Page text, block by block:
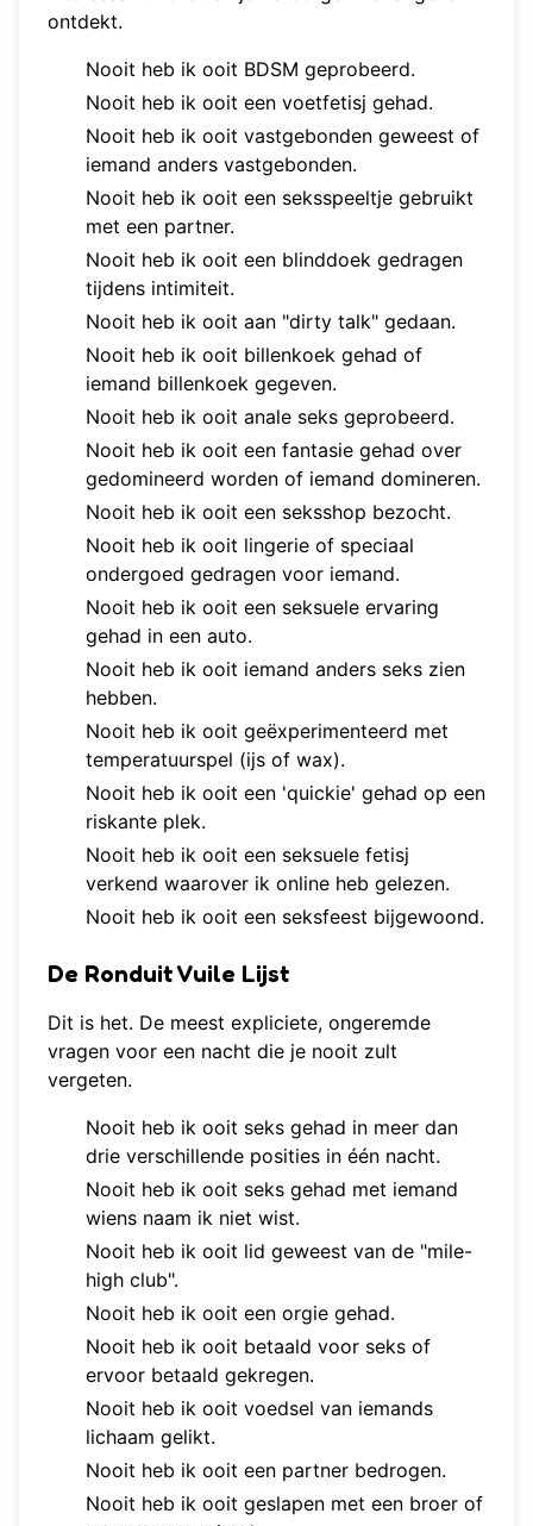
ontdekt.
Nooit heb ik ooit BDSM geprobeerd.
Nooit heb ik ooit een voetfetisj gehad.
Nooit heb ik ooit vastgebonden geweest of
iemand anders vastgebonden.
Nooit heb ik ooit een seksspeeltje gebruikt
met een partner.
Nooit heb ik ooit een blinddoek gedragen
tijdens intimiteit.
Nooit heb ik ooit aan "dirty talk" gedaan.
Nooit heb ik ooit billenkoek gehad of
iemand billenkoek gegeven.
Nooit heb ik ooit anale seks geprobeerd.
Nooit heb ik ooit een fantasie gehad over
gedomineerd worden of iemand domineren.
Nooit heb ik ooit een seksshop bezocht.
Nooit heb ik ooit lingerie of speciaal
ondergoed gedragen voor iemand.
Nooit heb ik ooit een seksuele ervaring
gehad in een auto.
Nooit heb ik ooit iemand anders seks zien
hebben.
Nooit heb ik ooit geëxperimenteerd met
temperatuurspel (ijs of wax).
Nooit heb ik ooit een 'quickie' gehad op een
riskante plek.
Nooit heb ik ooit een seksuele fetisj
verkend waarover ik online heb gelezen.
Nooit heb ik ooit een seksfeest bijgewoond.
De Ronduit Vuile Lijst
Dit is het. De meest expliciete, ongeremde
vragen voor een nacht die je nooit zult
vergeten.
Nooit heb ik ooit seks gehad in meer dan
drie verschillende posities in één nacht.
Nooit heb ik ooit seks gehad met iemand
wiens naam ik niet wist.
Nooit heb ik ooit lid geweest van de "mile-
high club".
Nooit heb ik ooit een orgie gehad.
Nooit heb ik ooit betaald voor seks of
ervoor betaald gekregen.
Nooit heb ik ooit voedsel van iemands
lichaam gelikt.
Nooit heb ik ooit een partner bedrogen.
Nooit heb ik ooit geslapen met een broer of